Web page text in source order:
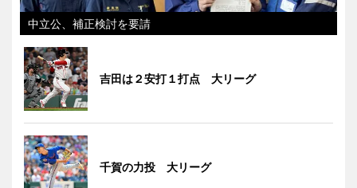
中立公、補正検討を要請
吉田は２安打１打点 大リーグ
千賀の力投 大リーグ